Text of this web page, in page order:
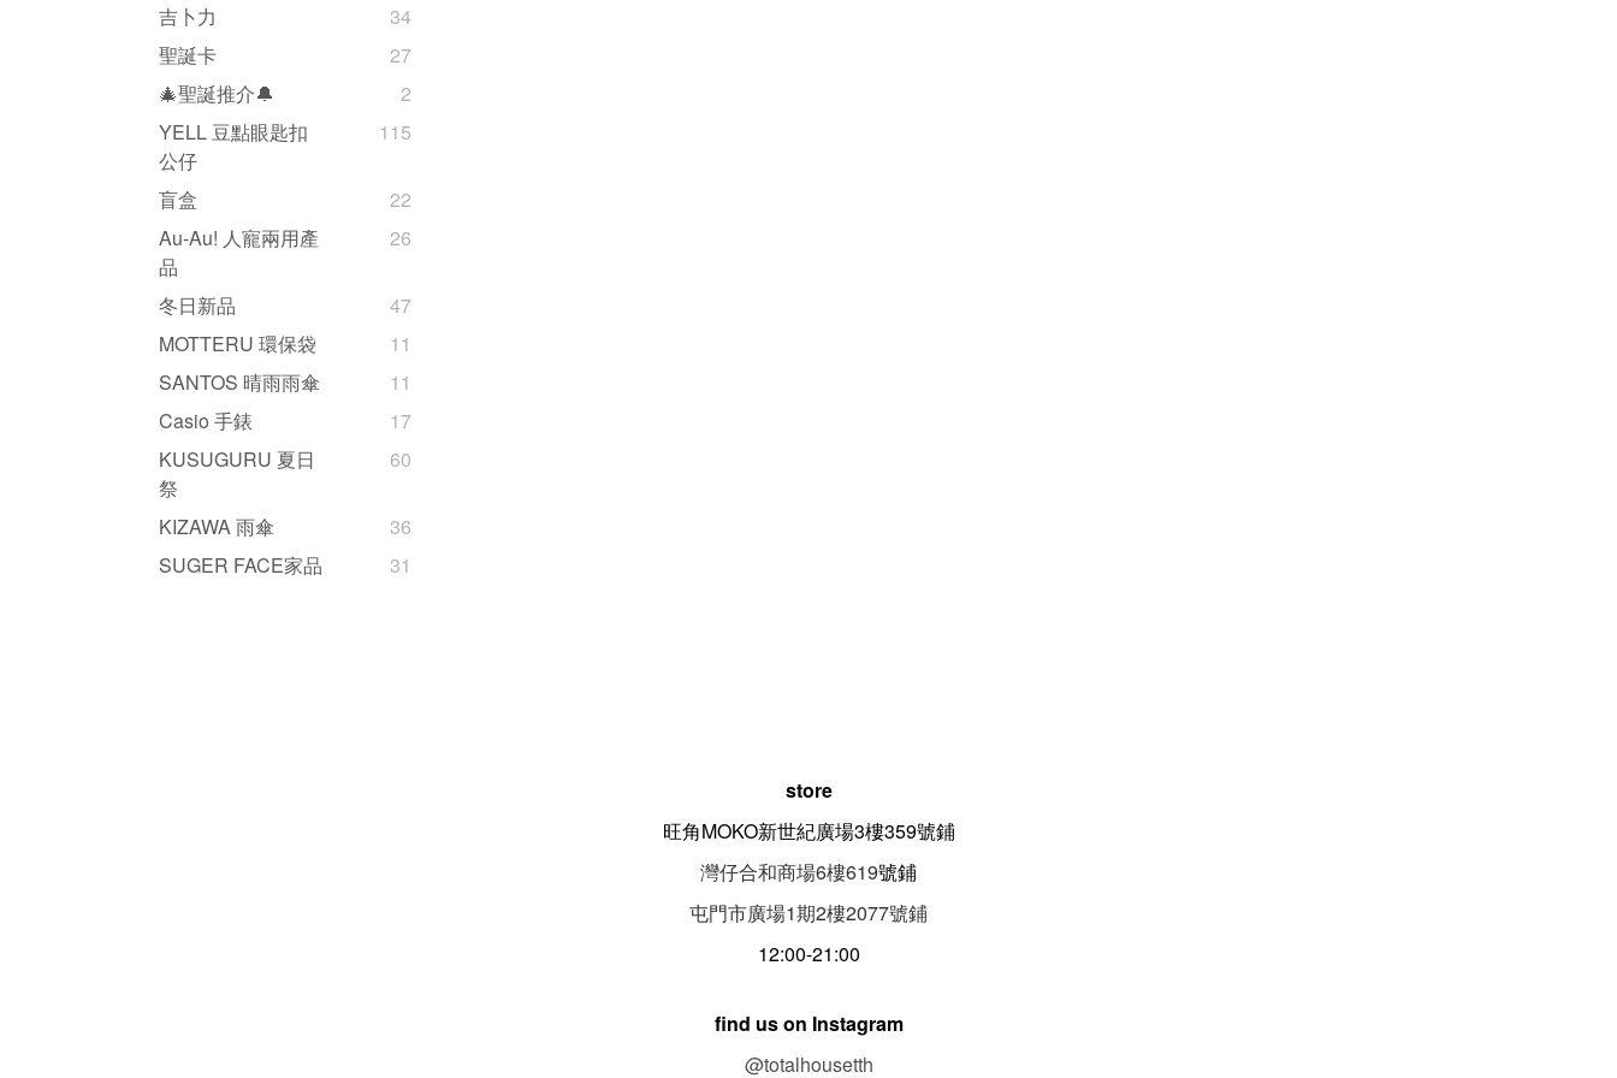
吉卜力
34
聖誕卡
27
🎄聖誕推介🔔
2
YELL 豆點眼匙扣
公仔
115
盲盒
22
Au-Au! 人寵兩用產
品
26
冬日新品
47
MOTTERU 環保袋
11
SANTOS 晴雨雨傘
11
Casio 手錶
17
KUSUGURU 夏日
祭
60
KIZAWA 雨傘
36
SUGER FACE家品
31
store
旺角MOKO新世紀廣場3樓359號鋪
灣仔合和商場6樓619號鋪
屯門市廣場1期2樓2077號鋪
12:00-21:00
find us on Instagram
@totalhousetth